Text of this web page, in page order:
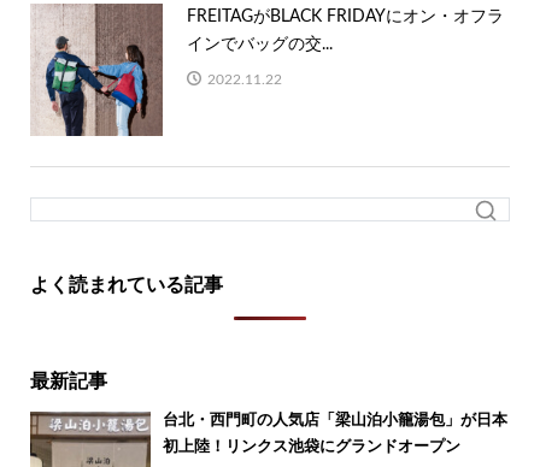
FREITAGがBLACK FRIDAYにオン・オフラ
インでバッグの交...
2022.11.22
よく読まれている記事
最新記事
台北・西門町の人気店「梁山泊小籠湯包」が日本
初上陸！リンクス池袋にグランドオープン